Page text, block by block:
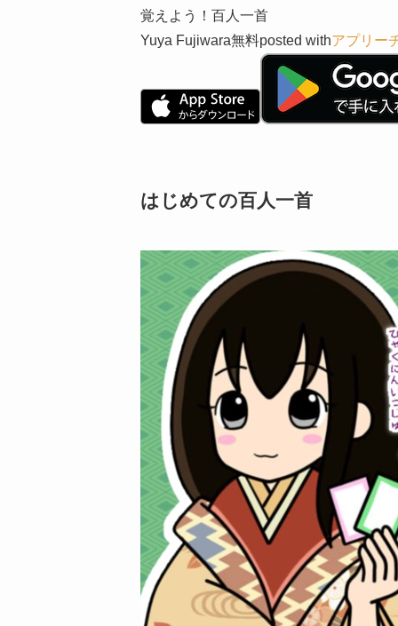
覚えよう！百人一首
Yuya Fujiwara無料posted withアプリー
はじめての百人一首